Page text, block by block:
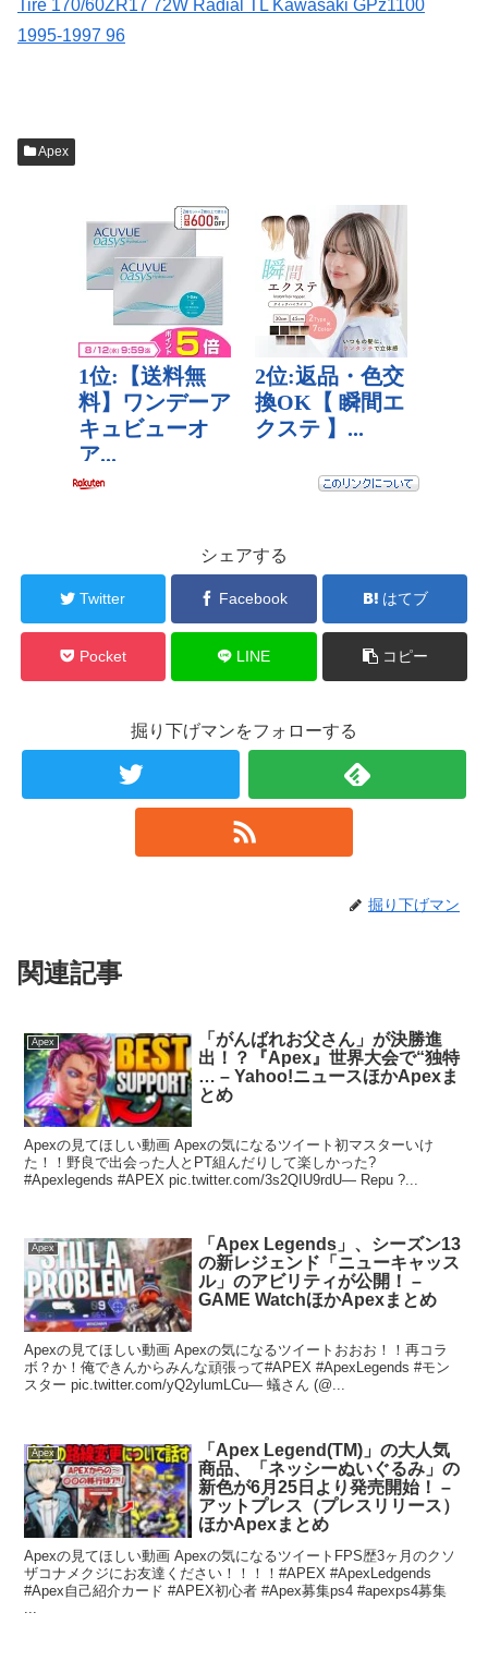
Tire 170/60ZR17 72W Radial TL Kawasaki GPz1100
1995-1997 96
Apex
シェアする
Twitter Facebook はてブ
Pocket LINE コピー
掘り下げマンをフォローする
掘り下げマン
関連記事
Apex
「がんばれお父さん」が決勝進
出！？『Apex』世界大会で“独特
… – Yahoo!ニュースほかApexま
とめ
Apexの見てほしい動画 Apexの気になるツイート初マスターいけ
た！！野良で出会った人とPT組んだりして楽しかった?
#Apexlegends #APEX pic.twitter.com/3s2QIU9rdU— Repu ?...
Apex
「Apex Legends」、シーズン13
の新レジェンド「ニューキャッス
ル」のアビリティが公開！ –
GAME WatchほかApexまとめ
Apexの見てほしい動画 Apexの気になるツイートおおお！！再コラ
ボ？か！俺できんからみんな頑張って#APEX #ApexLegends #モン
スター pic.twitter.com/yQ2ylumLCu— 蟻さん (@...
Apex
「Apex Legend(TM)」の大人気
商品、「ネッシーぬいぐるみ」の
新色が6月25日より発売開始！ –
アットプレス（プレスリリース）
ほかApexまとめ
Apexの見てほしい動画 Apexの気になるツイートFPS歴3ヶ月のクソ
ザコナメクジにお友達ください！！！！#APEX #ApexLedgends
#Apex自己紹介カード #APEX初心者 #Apex募集ps4 #apexps4募集